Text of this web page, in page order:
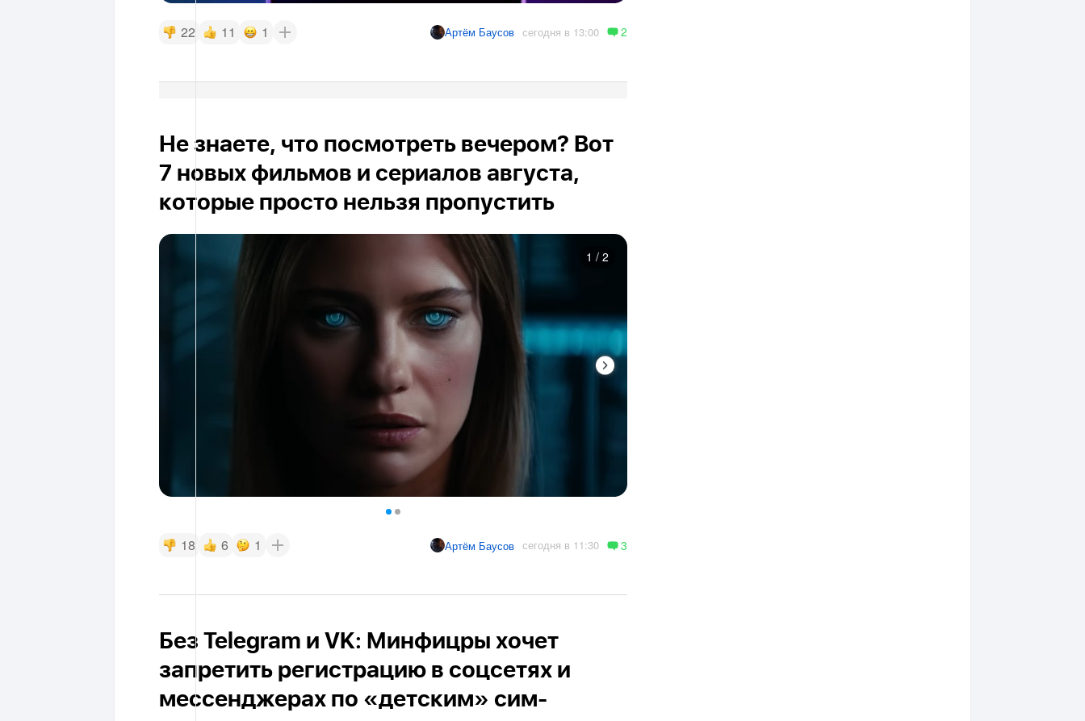
22 11 1 Артём Баусов сегодня в 13:00 2
Не знаете, что посмотреть вечером? Вот
7 новых фильмов и сериалов августа,
которые просто нельзя пропустить
1 / 2
18 6 1 Артём Баусов сегодня в 11:30 3
Без Telegram и VK: Минфицры хочет
запретить регистрацию в соцсетях и
мессенджерах по «детским» сим-